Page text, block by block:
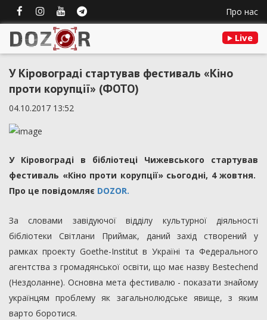
Про нас
Live
У Кіровограді стартував фестиваль «Кіно
проти корупції» (ФОТО)
04.10.2017 13:52
У Кіровограді в бібліотеці Чижевського стартував
фестиваль «Кіно проти корупції» сьогодні, 4 жовтня.
Про це повідомляє DOZOR.
За словами завідуючої відділу культурної діяльності
бібліотеки Світлани Приймак, даний захід створений у
рамках проекту Goethe-Institut в Україні та Федерального
агентства з громадянської освіти, що має назву Bestechend
(Нездоланне). Основна мета фестивалю - показати знайому
українцям проблему як загальнолюдське явище, з яким
варто боротися.